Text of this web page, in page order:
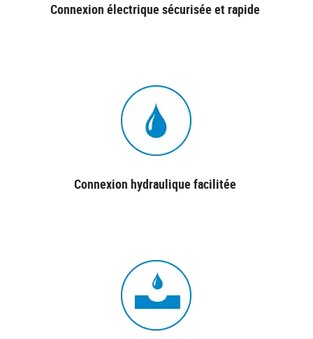
Connexion électrique sécurisée et rapide
Connexion hydraulique facilitée